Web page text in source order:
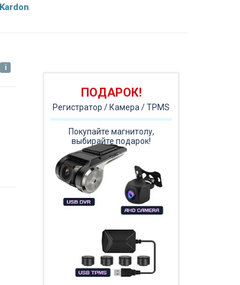
Kardon.
ПОДАРОК!
Регистратор / Камера / TPMS
Покупайте магнитолу,
выбирайте подарок!